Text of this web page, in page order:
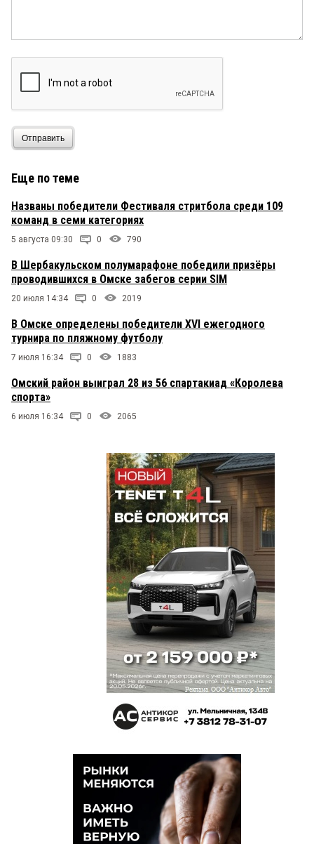
Отправить
Еще по теме
Названы победители Фестиваля стритбола среди 109
команд в семи категориях
5 августа 09:30 0 790
В Шербакульском полумарафоне победили призёры
проводившихся в Омске забегов серии SIM
20 июля 14:34 0 2019
В Омске определены победители XVI ежегодного
турнира по пляжному футболу
7 июля 16:34 0 1883
Омский район выиграл 28 из 56 спартакиад «Королева
спорта»
6 июля 16:34 0 2065